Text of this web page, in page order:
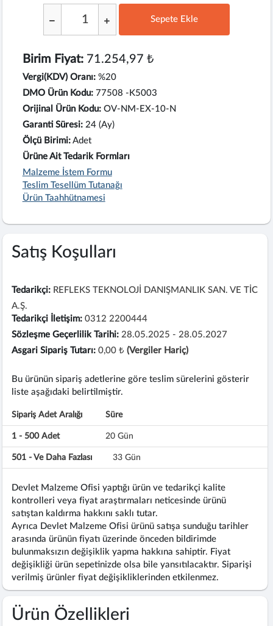
Sepete Ekle
Birim Fiyat:71.254,97 ₺
Vergi(KDV) Oranı: %20
DMO Ürün Kodu: 77508 -K5003
Orijinal Ürün Kodu: OV-NM-EX-10-N
Garanti Süresi: 24 (Ay)
Ölçü Birimi: Adet
Ürüne Ait Tedarik Formları
Malzeme İstem Formu
Teslim Tesellüm Tutanağı
Ürün Taahhütnamesi
Satış Koşulları
Tedarikçi: REFLEKS TEKNOLOJİ DANIŞMANLIK SAN. VE TİC
A.Ş.
Tedarikçi İletişim: 0312 2200444
Sözleşme Geçerlilik Tarihi: 28.05.2025 - 28.05.2027
Asgari Sipariş Tutarı: 0,00 ₺(Vergiler Hariç)
Bu ürünün sipariş adetlerine göre teslim sürelerini gösterir
liste aşağıdaki belirtilmiştir.
Sipariş Adet Aralığı Süre
1 - 500 Adet 20 Gün
501 - Ve Daha Fazlası 33 Gün
Devlet Malzeme Ofisi yaptığı ürün ve tedarikçi kalite
kontrolleri veya fiyat araştırmaları neticesinde ürünü
satıştan kaldırma hakkını saklı tutar.
Ayrıca Devlet Malzeme Ofisi ürünü satışa sunduğu tarihler
arasında ürünün fiyatı üzerinde önceden bildirimde
bulunmaksızın değişiklik yapma hakkına sahiptir. Fiyat
değişikliği ürün sepetinizde olsa bile yansıtılacaktır. Siparişi
verilmiş ürünler fiyat değişikliklerinden etkilenmez.
Ürün Özellikleri